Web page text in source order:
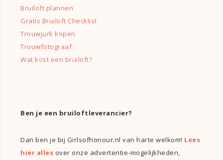
Bruiloft plannen
Gratis Bruiloft Checklist
Trouwjurk kopen
Trouwfotograaf
Wat kost een bruiloft?
Ben je een bruiloftleverancier?
Dan ben je bij Girlsofhonour.nl van harte welkom! Lees
hier alles over onze advertentie-mogelijkheden,